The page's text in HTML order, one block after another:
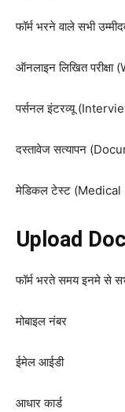
फॉर्म भरने वाले सभी
ऑनलाइन लिखित
पर्सनल इंटरव्यू
दस्तावेज सत्यापन
मेडिकल टेस्ट
Upload
फॉर्म भरते समय इनमे से
मोबाइल नंबर
ईमेल आईडी
आधार कार्ड